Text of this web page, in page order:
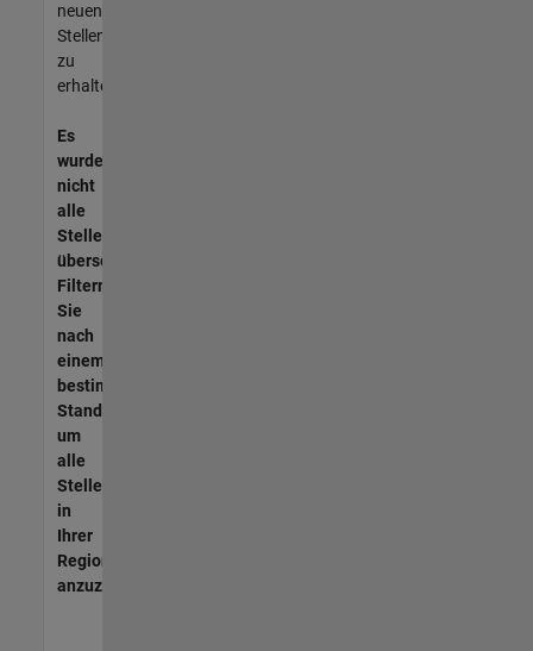
neuen
Stellenangeboten
zu
erhalten.
Es
wurden
nicht
alle
Stellen
übersetzt.
Filtern
Sie
nach
einem
bestimmten
Standort,
um
alle
Stellenangebote
in
Ihrer
Region
anzuzeigen.